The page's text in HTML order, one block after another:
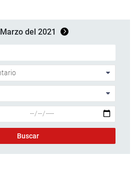
Marzo del 2021